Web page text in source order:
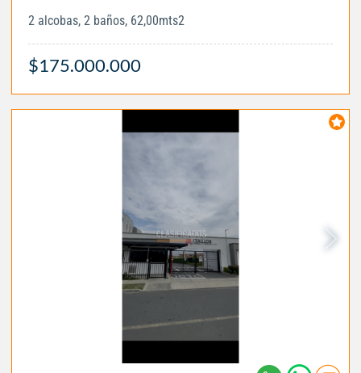
2 alcobas, 2 baños, 62,00mts2
$175.000.000